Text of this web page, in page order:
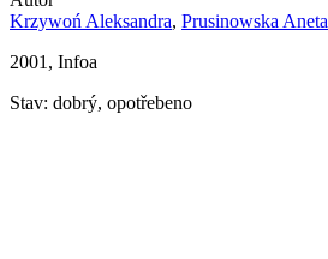
Krzywoń Aleksandra, Prusinowska Aneta
2001, Infoa
Stav: dobrý, opotřebeno